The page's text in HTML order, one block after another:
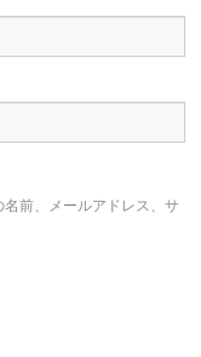
前、メールアドレス、サ